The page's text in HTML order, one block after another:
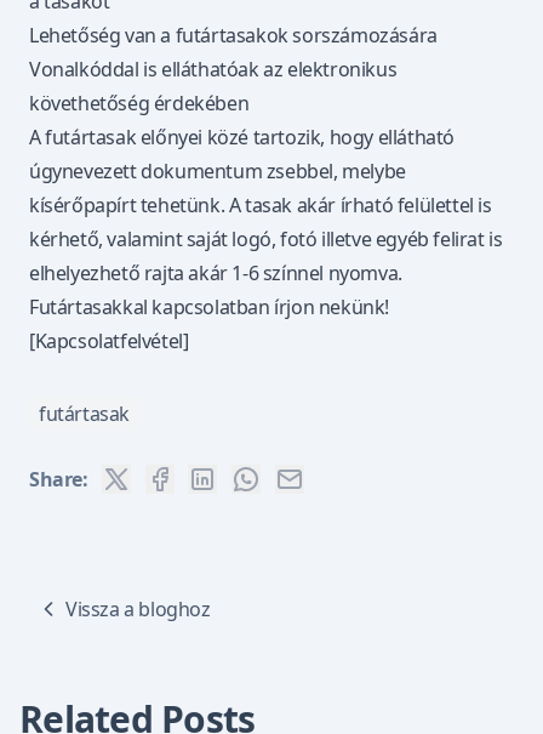
Lehetőség van a futártasakok sorszámozására
Vonalkóddal is elláthatóak az elektronikus
követhetőség érdekében
A futártasak előnyei közé tartozik, hogy ellátható
úgynevezett dokumentum zsebbel, melybe
kísérőpapírt tehetünk. A tasak akár írható felülettel is
kérhető, valamint saját logó, fotó illetve egyéb felirat is
elhelyezhető rajta akár 1-6 színnel nyomva.
Futártasakkal kapcsolatban írjon nekünk!
[Kapcsolatfelvétel]
futártasak
Share:
Vissza a bloghoz
Related Posts